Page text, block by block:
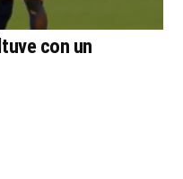
con un